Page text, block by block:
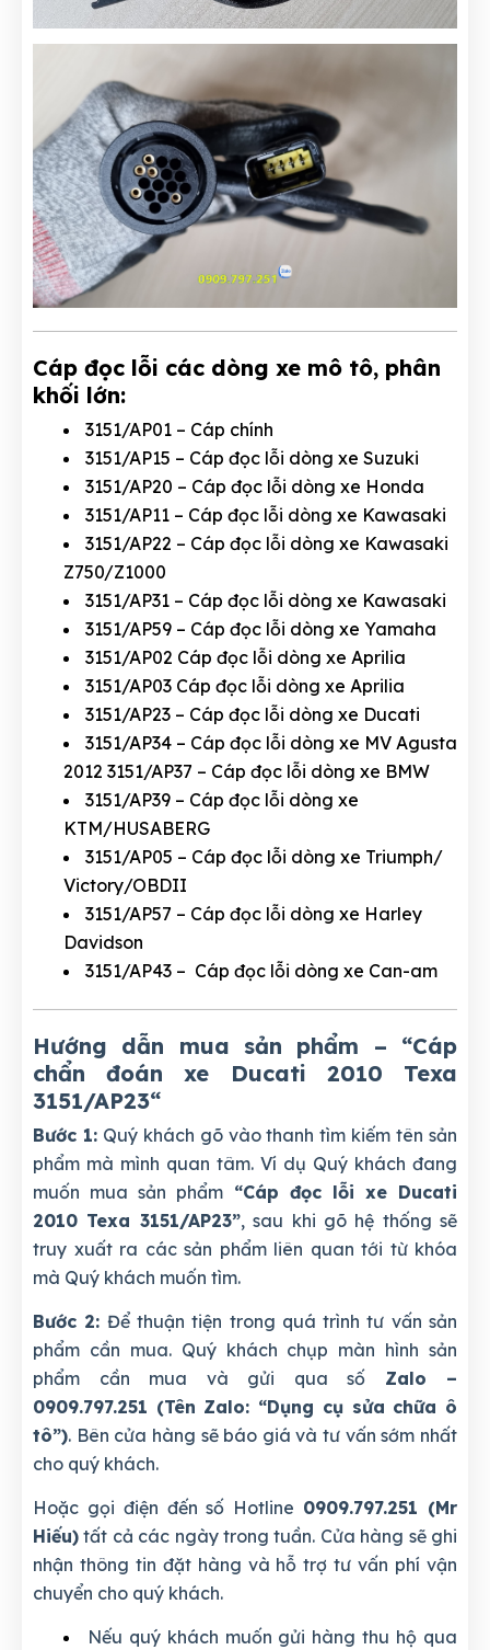
Cáp đọc lỗi các dòng xe mô tô, phân
khối lớn:
3151/AP01 – Cáp chính
3151/AP15 – Cáp đọc lỗi dòng xe Suzuki
3151/AP20 – Cáp đọc lỗi dòng xe Honda
3151/AP11 – Cáp đọc lỗi dòng xe Kawasaki
3151/AP22 – Cáp đọc lỗi dòng xe Kawasaki
Z750/Z1000
3151/AP31 – Cáp đọc lỗi dòng xe Kawasaki
3151/AP59 – Cáp đọc lỗi dòng xe Yamaha
3151/AP02 Cáp đọc lỗi dòng xe Aprilia
3151/AP03 Cáp đọc lỗi dòng xe Aprilia
3151/AP23 – Cáp đọc lỗi dòng xe Ducati
3151/AP34 – Cáp đọc lỗi dòng xe MV Agusta
2012 3151/AP37 – Cáp đọc lỗi dòng xe BMW
3151/AP39 – Cáp đọc lỗi dòng xe
KTM/HUSABERG
3151/AP05 – Cáp đọc lỗi dòng xe Triumph/
Victory/OBDII
3151/AP57 – Cáp đọc lỗi dòng xe Harley
Davidson
3151/AP43 – Cáp đọc lỗi dòng xe Can-am
Hướng dẫn mua sản phẩm – “Cáp
chẩn đoán xe Ducati 2010 Texa
3151/AP23“
Bước 1:Quý khách gõ vào thanh tìm kiếm tên sản
phẩm mà mình quan tâm. Ví dụ Quý khách đang
muốn mua sản phẩm “Cáp đọc lỗi xe Ducati
2010 Texa 3151/AP23”, sau khi gõ hệ thống sẽ
truy xuất ra các sản phẩm liên quan tới từ khóa
mà Quý khách muốn tìm.
Bước 2: Để thuận tiện trong quá trình tư vấn sản
phẩm cần mua. Quý khách chụp màn hình sản
phẩm cần mua và gửi qua số Zalo –
0909.797.251 (Tên Zalo: “Dụng cụ sửa chữa ô
tô”). Bên cửa hàng sẽ báo giá và tư vấn sớm nhất
cho quý khách.
Hoặc gọi điện đến số Hotline 0909.797.251 (Mr
Hiếu) tất cả các ngày trong tuần. Cửa hàng sẽ ghi
nhận thông tin đặt hàng và hỗ trợ tư vấn phí vận
chuyển cho quý khách.
Nếu quý khách muốn gửi hàng thu hộ qua